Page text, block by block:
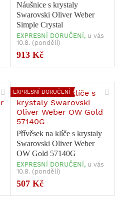
Náušnice s krystaly
Swarovski Oliver Weber
Simple Crystal
EXPRESNÍ DORUČENÍ, u vás
10.8. (pondělí)
913 Kč
EXPRESNÍ DORUČENÍ
Přívěsek na klíče s krystaly
Swarovski Oliver Weber
OW Gold 57140G
EXPRESNÍ DORUČENÍ, u vás
10.8. (pondělí)
507 Kč